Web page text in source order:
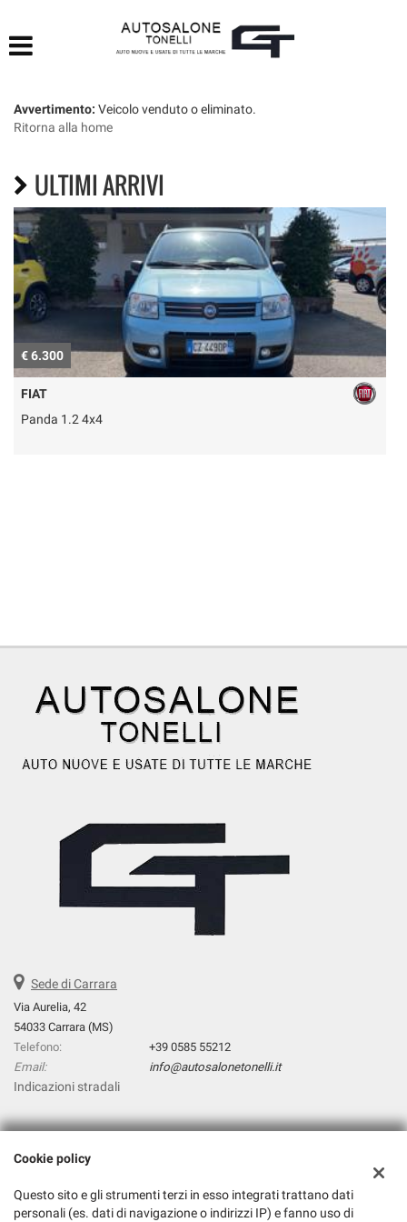
ACQUISTIAMO USATO
ASSISTENZA
CONTATTI
Avvertimento: Veicolo venduto o eliminato.
Ritorna alla home
ULTIMI ARRIVI
€ 6.300
FIAT
Panda 1.2 4x4
Sede di Carrara
Via Aurelia, 42
54033 Carrara (MS)
Telefono:
+39 0585 55212
Email:
info@autosalonetonelli.it
Indicazioni stradali
Dati fiscali:
Via Aurelia, 42, Carrara (MS)
C.F/P.IVA:01326240452
Cookie policy
Questo sito e gli strumenti terzi in esso integrati trattano dati
personali (es. dati di navigazione o indirizzi IP) e fanno uso di